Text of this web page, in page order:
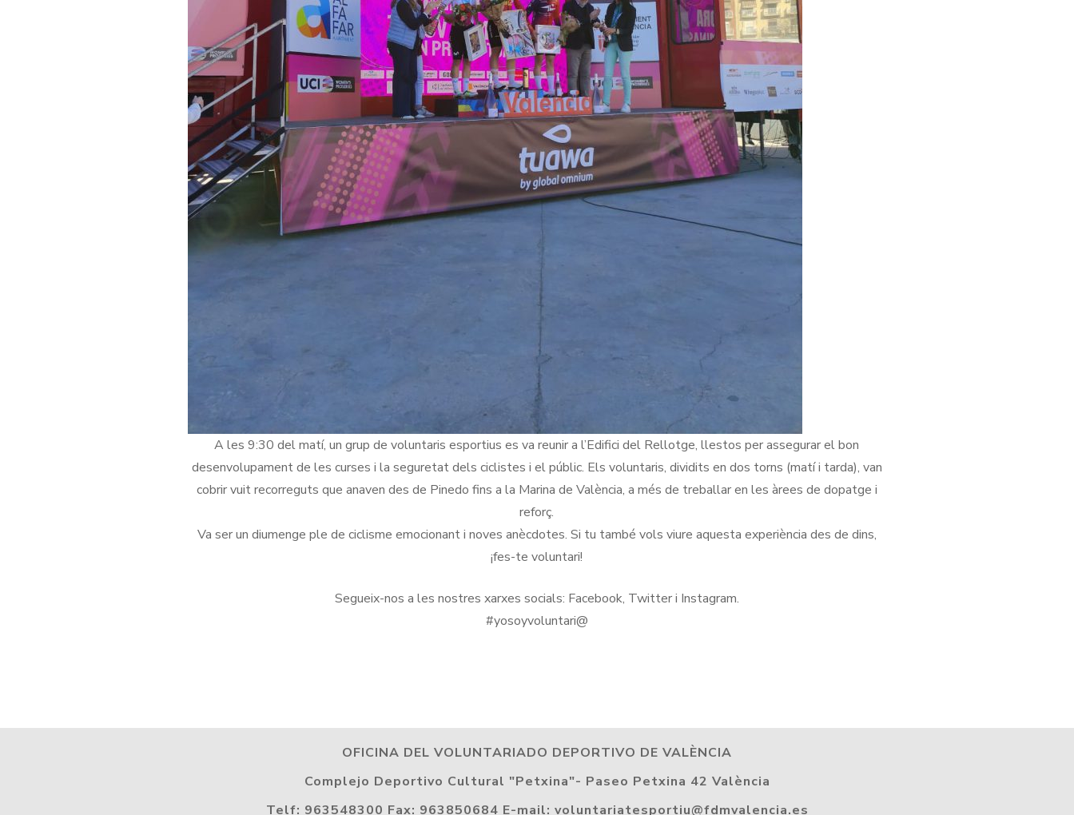
A les 9:30 del matí, un grup de voluntaris esportius es va reunir a l’Edifici del Rellotge, llestos per assegurar el bon
desenvolupament de les curses i la seguretat dels ciclistes i el públic. Els voluntaris, dividits en dos torns (matí i tarda), van
cobrir vuit recorreguts que anaven des de Pinedo fins a la Marina de València, a més de treballar en les àrees de dopatge i
reforç.
Va ser un diumenge ple de ciclisme emocionant i noves anècdotes. Si tu també vols viure aquesta experiència des de dins,
¡fes-te voluntari!
Segueix-nos a les nostres xarxes socials: Facebook, Twitter i Instagram.
#yosoyvoluntari@
OFICINA DEL VOLUNTARIADO DEPORTIVO DE VALÈNCIA
Complejo Deportivo Cultural "Petxina"- Paseo Petxina 42 València
Telf: 963548300 Fax: 963850684 E-mail: voluntariatesportiu@fdmvalencia.es